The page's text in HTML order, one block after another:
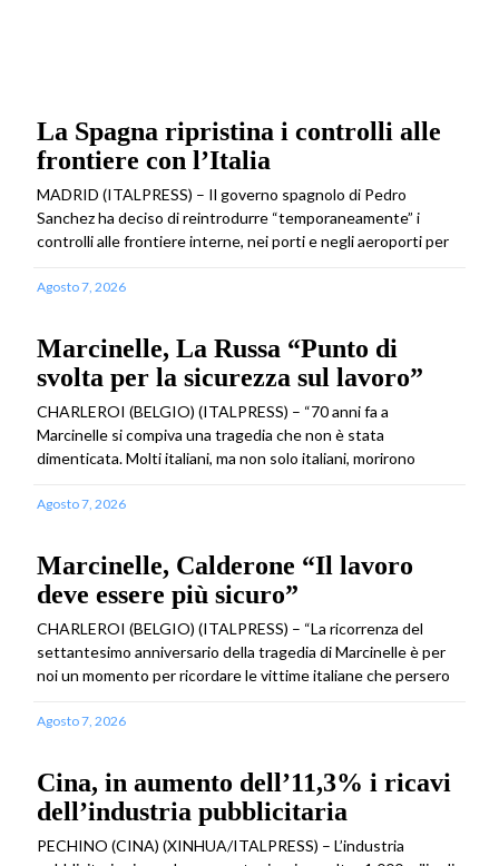
La Spagna ripristina i controlli alle
frontiere con l’Italia
MADRID (ITALPRESS) – Il governo spagnolo di Pedro
Sanchez ha deciso di reintrodurre “temporaneamente” i
controlli alle frontiere interne, nei porti e negli aeroporti per
Agosto 7, 2026
Marcinelle, La Russa “Punto di
svolta per la sicurezza sul lavoro”
CHARLEROI (BELGIO) (ITALPRESS) – “70 anni fa a
Marcinelle si compiva una tragedia che non è stata
dimenticata. Molti italiani, ma non solo italiani, morirono
Agosto 7, 2026
Marcinelle, Calderone “Il lavoro
deve essere più sicuro”
CHARLEROI (BELGIO) (ITALPRESS) – “La ricorrenza del
settantesimo anniversario della tragedia di Marcinelle è per
noi un momento per ricordare le vittime italiane che persero
Agosto 7, 2026
Cina, in aumento dell’11,3% i ricavi
dell’industria pubblicitaria
PECHINO (CINA) (XINHUA/ITALPRESS) – L’industria